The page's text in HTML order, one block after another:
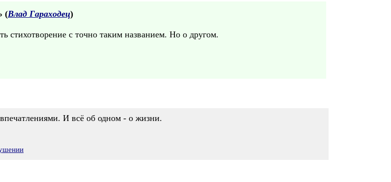
(Влад Гараходец)
стихотворение с точно таким названием. Но о другом.
И всё об одном - о жизни.